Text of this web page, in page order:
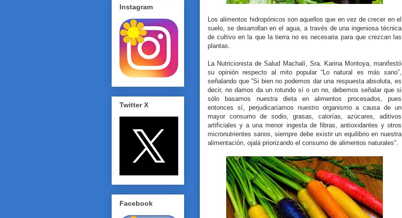
Los alimentos hidropónicos son aquellos que en vez de crecer en el
suelo, se desarrollan en el agua, a través de una ingeniosa técnica
de cultivo en la que la tierra no es necesaria para que crezcan las
plantas.
La Nutricionista de Salud Machalí, Sra. Karina Montoya, manifestó
su opinión respecto al mito popular “Lo natural es más sano”,
señalando que “Si bien no podemos dar una respuesta absoluta, es
decir, no damos da un rotundo sí o un no, debemos señalar que si
sólo basamos nuestra dieta en alimentos procesados, pues
entonces sí, perjudicaríamos nuestro organismo a causa de un
mayor consumo de sodio, grasas, calorías, azúcares, aditivos
artificiales y a una menor ingesta de fibras, antioxidantes y otros
micronutrientes sanos, siempre debe existir un equilibrio en nuestra
alimentación, ojalá priorizando el consumo de alimentos naturales”.
Instagram
Twitter X
Facebook